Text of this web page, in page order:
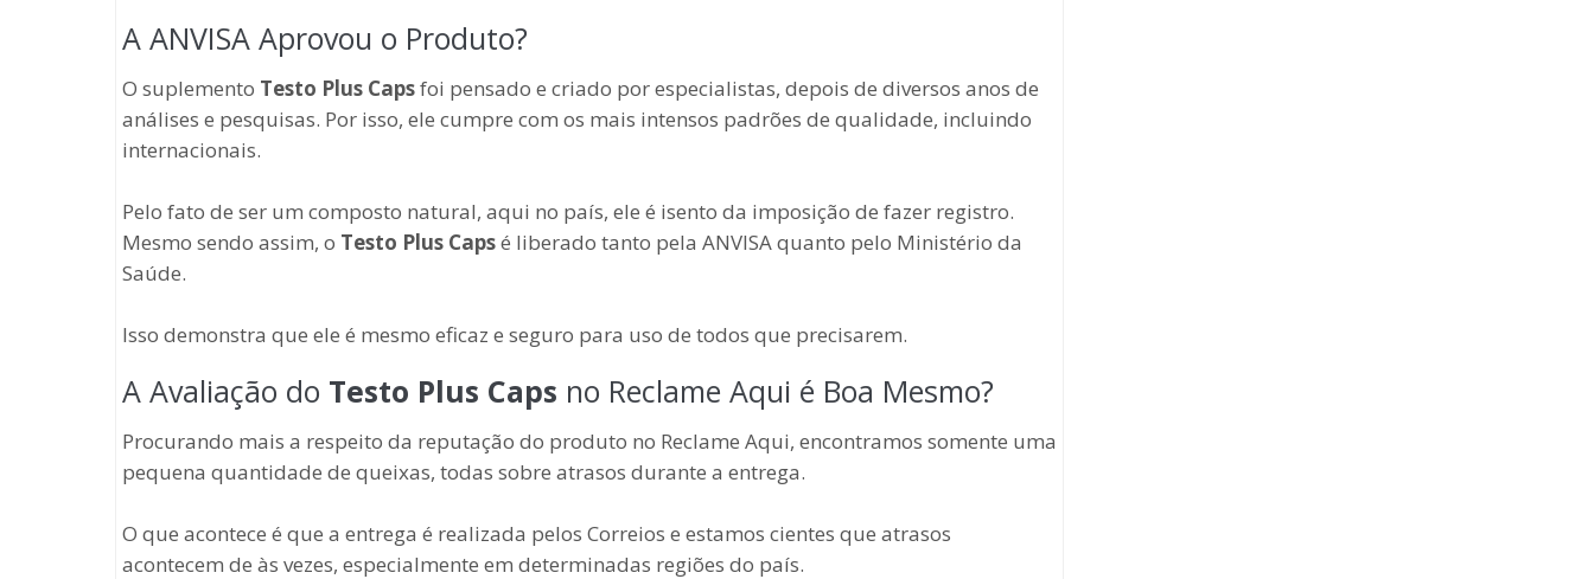
A ANVISA Aprovou o Produto?
O suplemento Testo Plus Capsfoi pensado e criado por especialistas, depois de diversos anos de
análises e pesquisas. Por isso, ele cumpre com os mais intensos padrões de qualidade, incluindo
internacionais.
Pelo fato de ser um composto natural, aqui no país, ele é isento da imposição de fazer registro.
Mesmo sendo assim, o Testo Plus Capsé liberado tanto pela ANVISA quanto pelo Ministério da
Saúde.
Isso demonstra que ele é mesmo eficaz e seguro para uso de todos que precisarem.
A Avaliação do Testo Plus Caps no Reclame Aqui é Boa Mesmo?
Procurando mais a respeito da reputação do produto no Reclame Aqui, encontramos somente uma
pequena quantidade de queixas, todas sobre atrasos durante a entrega.
O que acontece é que a entrega é realizada pelos Correios e estamos cientes que atrasos
acontecem de às vezes, especialmente em determinadas regiões do país.